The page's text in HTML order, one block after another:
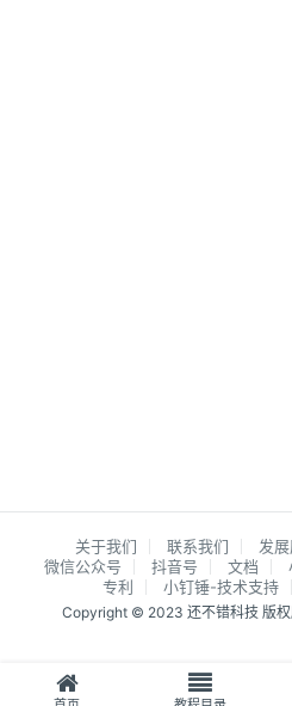
关于我们 联系我们 发
微信公众号
抖音号 文档
专利
小钉锤-技术支持
Copyright © 2023 还不错科技 版